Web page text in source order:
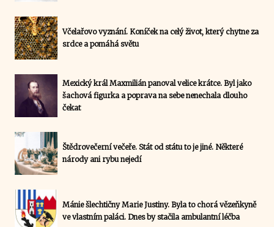
Včelařovo vyznání. Koníček na celý život, který chytne za
srdce a pomáhá světu
Mexický král Maxmilián panoval velice krátce. Byl jako
šachová figurka a poprava na sebe nenechala dlouho
čekat
Štědrovečerní večeře. Stát od státu to je jiné. Některé
národy ani rybu nejedí
Mánie šlechtičny Marie Justiny. Byla to chorá vězeňkyně
ve vlastním paláci. Dnes by stačila ambulantní léčba